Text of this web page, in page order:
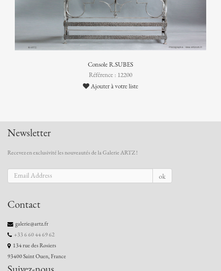
Console R.SUBES
Référence : 12200
Ajouter à votre liste
Newsletter
Recevez en exclusivité les nouveautés de la Galerie ARTZ !
ok
Contact
galerie@artz.fr
+33 6 60 44 69 62
134 rue des Rosiers
93400 Saint Ouen, France